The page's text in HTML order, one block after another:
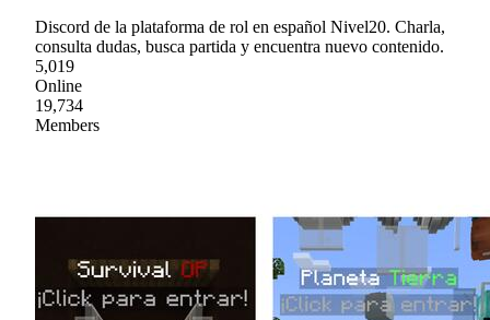
Discord de la plataforma de rol en español Nivel20. Charla,
consulta dudas, busca partida y encuentra nuevo contenido.
5,019
Online
19,734
Members